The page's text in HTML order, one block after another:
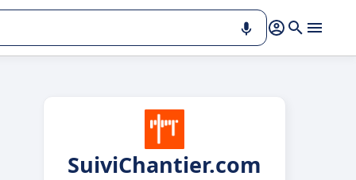
SuiviChantier.com